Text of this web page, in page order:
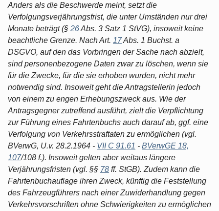
Anders als die Beschwerde meint, setzt die
Verfolgungsverjährungsfrist, die unter Umständen nur drei
Monate beträgt (§ 26Abs. 3 Satz 1 StVG), insoweit keine
beachtliche Grenze. Nach Art. 17Abs. 1 Buchst. a
DSGVO, auf den das Vorbringen der Sache nach abzielt,
sind personenbezogene Daten zwar zu löschen, wenn sie
für die Zwecke, für die sie erhoben wurden, nicht mehr
notwendig sind. Insoweit geht die Antragstellerin jedoch
von einem zu engen Erhebungszweck aus. Wie der
Antragsgegner zutreffend ausführt, zielt die Verpflichtung
zur Führung eines Fahrtenbuchs auch darauf ab, ggf. eine
Verfolgung von Verkehrsstraftaten zu ermöglichen (vgl.
BVerwG, U.v. 28.2.1964 - VII C 91.61 - BVerwGE 18,
107/108 f.). Insoweit gelten aber weitaus längere
Verjährungsfristen (vgl. §§ 78 ff. StGB). Zudem kann die
Fahrtenbuchauflage ihren Zweck, künftig die Feststellung
des Fahrzeugführers nach einer Zuwiderhandlung gegen
Verkehrsvorschriften ohne Schwierigkeiten zu ermöglichen